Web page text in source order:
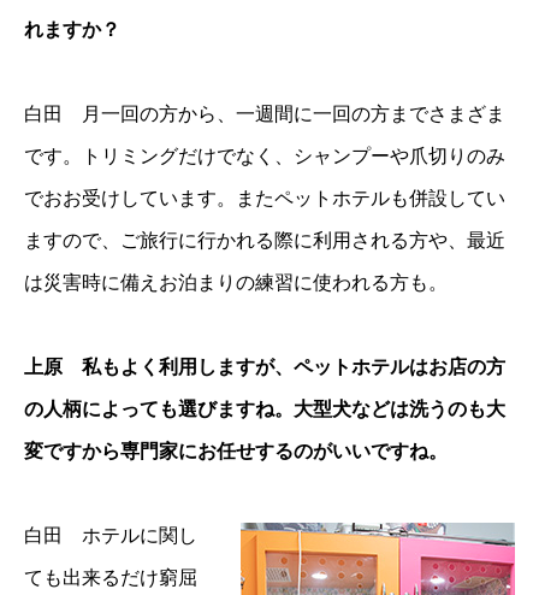
れますか？
白田 月一回の方から、一週間に一回の方までさまざま
です。トリミングだけでなく、シャンプーや爪切りのみ
でおお受けしています。またペットホテルも併設してい
ますので、ご旅行に行かれる際に利用される方や、最近
は災害時に備えお泊まりの練習に使われる方も。
上原 私もよく利用しますが、ペットホテルはお店の方
の人柄によっても選びますね。大型犬などは洗うのも大
変ですから専門家にお任せするのがいいですね。
白田 ホテルに関し
ても出来るだけ窮屈